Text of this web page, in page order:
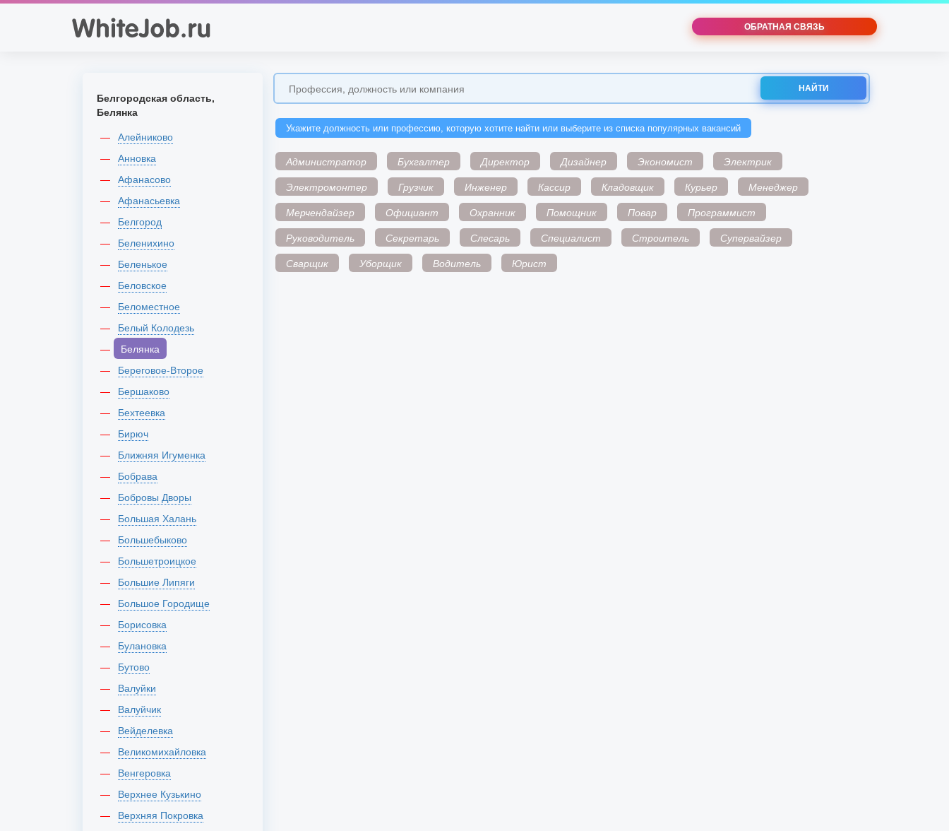
ОБРАТНАЯ СВЯЗЬ
НАЙТИ
Укажите должность или профессию, которую хотите найти или выберите из списка популярных вакансий
Администратор Бухгалтер Директор Дизайнер Экономист
Электрик
Электромонтер
Грузчик Инженер Кассир Кладовщик Курьер
Менеджер
Мерчендайзер
Официант Охранник Помощник Повар
Программист
Руководитель
Секретарь Слесарь Специалист Строитель
Супервайзер
Сварщик
Уборщик Водитель Юрист
Белгородская область,
Белянка
Алейниково
Анновка
Афанасово
Афанасьевка
Белгород
Беленихино
Беленькое
Беловское
Беломестное
Белый Колодезь
Белянка
Береговое-Второе
Бершаково
Бехтеевка
Бирюч
Ближняя Игуменка
Бобрава
Бобровы Дворы
Большая Халань
Большебыково
Большетроицкое
Большие Липяги
Большое Городище
Борисовка
Булановка
Бутово
Валуйки
Валуйчик
Вейделевка
Великомихайловка
Венгеровка
Верхнее Кузькино
Верхняя Покровка